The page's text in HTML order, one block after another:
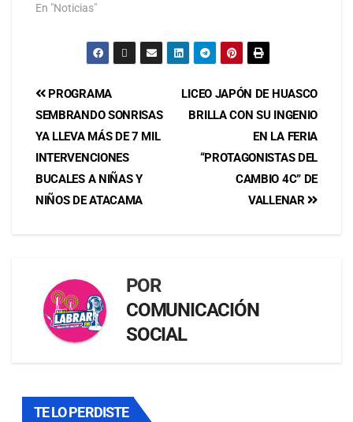
En "Noticias"
LICEO JAPÓN DE HUASCO
BRILLA CON SU INGENIO
EN LA FERIA
“PROTAGONISTAS DEL
CAMBIO 4C” DE
VALLENAR
PROGRAMA
SEMBRANDO SONRISAS
YA LLEVA MÁS DE 7 MIL
INTERVENCIONES
BUCALES A NIÑAS Y
NIÑOS DE ATACAMA
POR
COMUNICACIÓN
SOCIAL
TE LO PERDISTE